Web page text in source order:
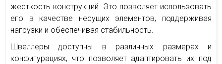
жесткость конструкций. Это позволяет использовать
его в качестве несущих элементов, поддерживая
нагрузки и обеспечивая стабильность.
Швеллеры доступны в различных размерах и
конфигурациях, что позволяет адаптировать их под